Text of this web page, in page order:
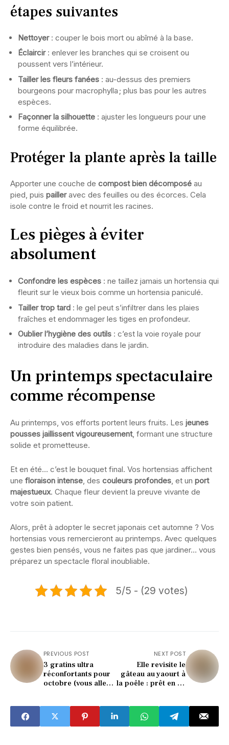
étapes suivantes
Nettoyer: couper le bois mort ou abîmé à la base.
Éclaircir: enlever les branches qui se croisent ou
poussent vers l’intérieur.
Tailler les fleurs fanées : au-dessus des premiers
bourgeons pour macrophylla ; plus bas pour les autres
espèces.
Façonner la silhouette : ajuster les longueurs pour une
forme équilibrée.
Protéger la plante après la taille
Apporter une couche de compost bien décomposé au
pied, puis pailleravec des feuilles ou des écorces. Cela
isole contre le froid et nourrit les racines.
Les pièges à éviter
absolument
Confondre les espèces : ne taillez jamais un hortensia qui
fleurit sur le vieux bois comme un hortensia paniculé.
Tailler trop tard : le gel peut s’infiltrer dans les plaies
fraîches et endommager les tiges en profondeur.
Oublier l’hygiène des outils : c’est la voie royale pour
introduire des maladies dans le jardin.
Un printemps spectaculaire
comme récompense
Au printemps, vos efforts portent leurs fruits. Les jeunes
pousses jaillissent vigoureusement, formant une structure
solide et prometteuse.
Et en été… c’est le bouquet final. Vos hortensias affichent
une floraison intense, des couleurs profondes, et un port
majestueux. Chaque fleur devient la preuve vivante de
votre soin patient.
Alors, prêt à adopter le secret japonais cet automne ? Vos
hortensias vous remercieront au printemps. Avec quelques
gestes bien pensés, vous ne faites pas que jardiner… vous
préparez un spectacle floral inoubliable.
5/5 - (29 votes)
PREVIOUS POST
3 gratins ultra
réconfortants pour
octobre (vous allez
NEXT POST
Elle revisite le
gâteau au yaourt à
la poêle : prêt en 10